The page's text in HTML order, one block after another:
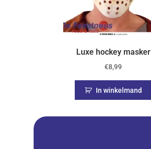
Luxe hockey masker
€8,99
In winkelmand